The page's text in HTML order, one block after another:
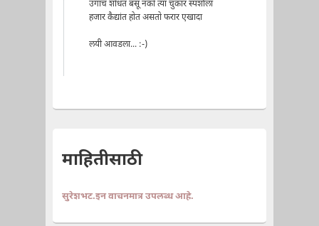
उगाच शोधत बसू नको त्या चुकार स्पर्शाला
हजार कैद्यांत होत असतो फरार एखादा
लयी आवडला... :-)
माहितीसाठी
सुरेशभट.इन वाचनमात्र उपलब्ध आहे.